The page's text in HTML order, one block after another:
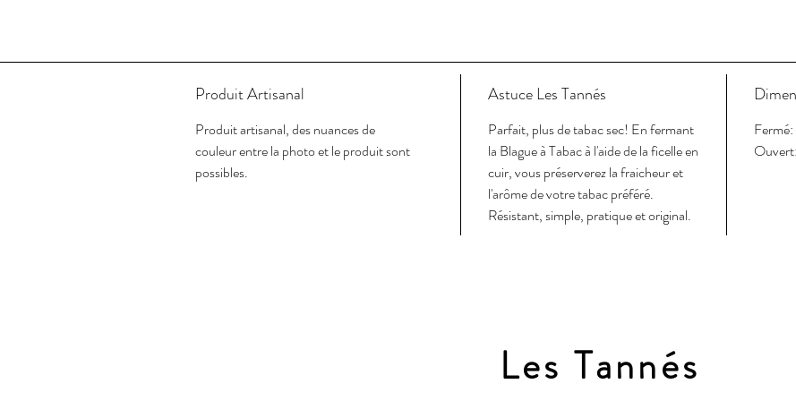
Produit Artisanal
Produit artisanal, des nuances de
couleur entre la photo et le produit sont
possibles.
Astuce Les Tannés
Parfait, plus de tabac sec! En fermant
la Blague à Tabac à l'aide de la ficelle en
cuir, vous préserverez la fraicheur et
l'arôme de votre tabac préféré.
Résistant, simple, pratique et original.
Les Tannés